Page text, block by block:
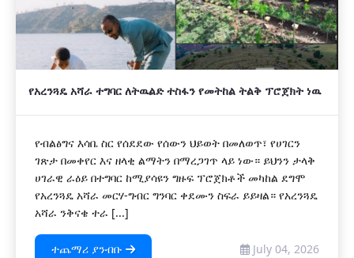
የአረንጓዴ አሻራ ተግባር ለትዉልድ ተስፋን የመትከል ትልቅ ፕሮጀክት ነዉ
የብልፅግና እሳቤ ስር የሰደደው የሰውን ህይወት በመለወጥ፣ የሀገርን
ገጽታ በመቀየር እና ዘላቂ ልማትን በማረጋገጥ ላይ ነው። ይህንን ታላቅ
ሀገራዊ ራዕይ በተግባር ከሚያሳዩን ግዙፍ ፕሮጀክቶች መካከል ደግሞ
የአረንጓዴ አሻራ መርሃ-ግብር ግንባር ቀደሙን ስፍራ ይይዛል። የአረንጓዴ
አሻራ ንቅናቄ ተራ [...]
ተጨማሪ ያንብቡ July 04, 2026